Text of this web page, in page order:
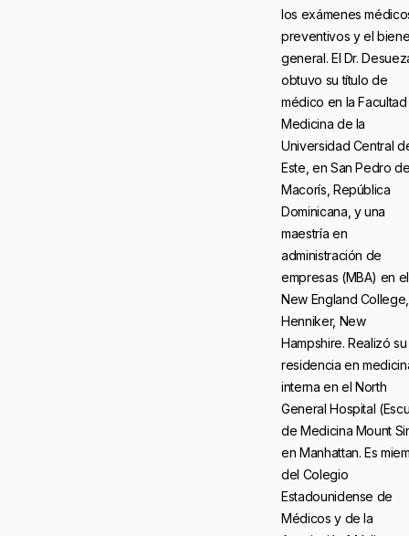
los exámenes
preventivos y el
general. El Dr.
obtuvo su título de
médico en la
Medicina de la
Universidad Central
Este, en San Pedro
Macorís, República
Dominicana, y una
maestría en
administración de
empresas (MBA) en el
New England
Henniker, New
Hampshire. Realizó su
residencia en
interna en el North
General Hospital
de Medicina Mount
en Manhattan. Es
del Colegio
Estadounidense de
Médicos y de la